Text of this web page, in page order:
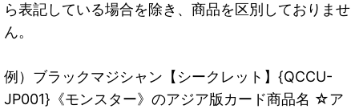
ら表記している場合を除き、商品を区別しておりませ
ん。
例）ブラックマジシャン【シークレット】{QCCU-
JP001}《モンスター》のアジア版カード商品名 ☆ア